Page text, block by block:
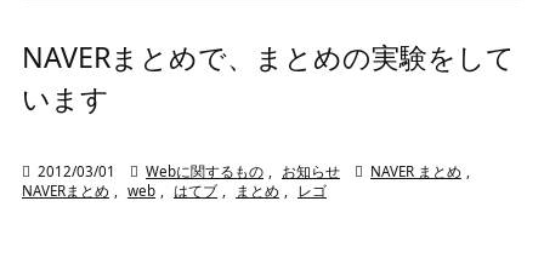
NAVERまとめで、まとめの実験をして
います
 2012/03/01  Webに関するもの , お知らせ  NAVER まとめ ,
NAVERまとめ , web , はてブ , まとめ , レゴ